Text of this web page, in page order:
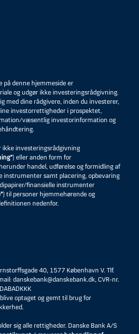
på denne hjemmeside er
og udgør ikke investeringsrådgivning.
med dine rådgivere, inden du investerer,
investorrettigheder i prospektet,
væsentlig investorinformation og
ikke investeringsrådgivning
) eller anden form for
handel, udførelse og formidling af
instrumenter samt placering, opbevaring
finansielle instrumenter
) til personer hjemmehørende og
nedenfor.
40, 1577 København V. Tlf.
danskebank@danskebank.dk, CVR-nr.
optaget og gemt til brug for
sig alle rettigheder. Danske Bank A/S